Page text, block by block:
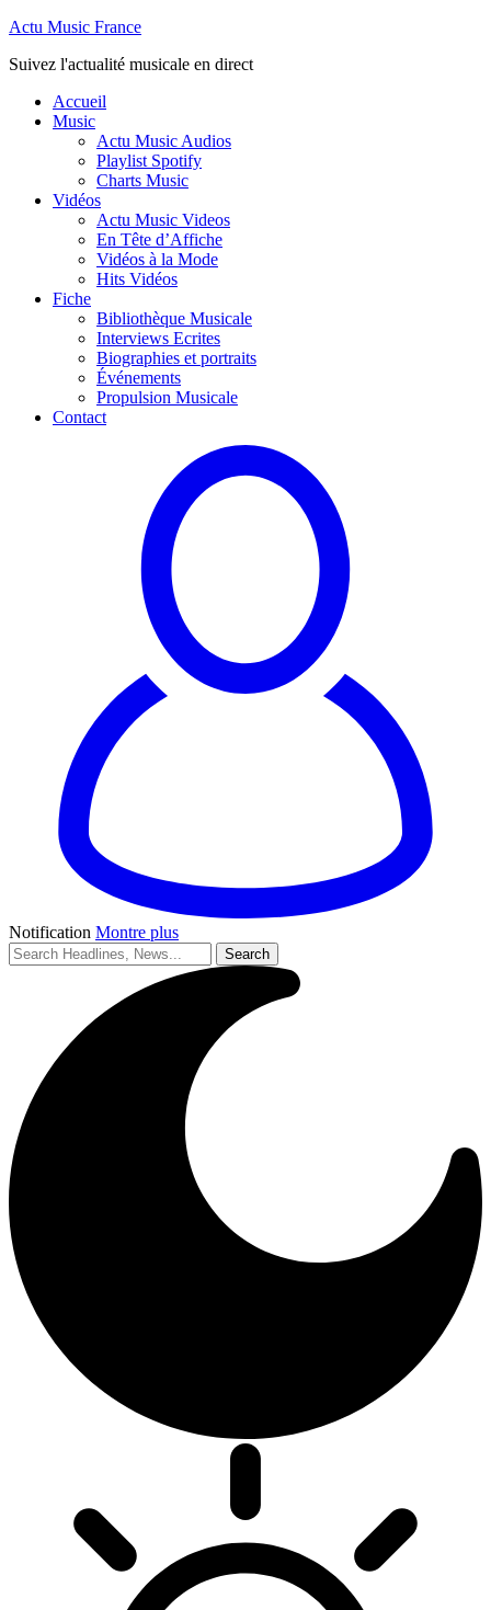
Actu Music France
Suivez l'actualité musicale en direct
Accueil
Music
Actu Music Audios
Playlist Spotify
Charts Music
Vidéos
Actu Music Videos
En Tête d’Affiche
Vidéos à la Mode
Hits Vidéos
Fiche
Bibliothèque Musicale
Interviews Ecrites
Biographies et portraits
Événements
Propulsion Musicale
Contact
Notification Montre plus